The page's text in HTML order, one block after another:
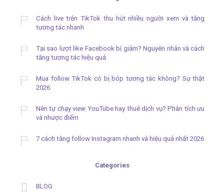
Cách live trên TikTok thu hút nhiều người xem và tăng
tương tác nhanh
Tại sao lượt like Facebook bị giảm? Nguyên nhân và cách
tăng tương tác hiệu quả
Mua follow TikTok có bị bóp tương tác không? Sự thật
2026
Nên tự chạy view YouTube hay thuê dịch vụ? Phân tích ưu
và nhược điểm
7 cách tăng follow Instagram nhanh và hiệu quả nhất 2026
Categories
BLOG